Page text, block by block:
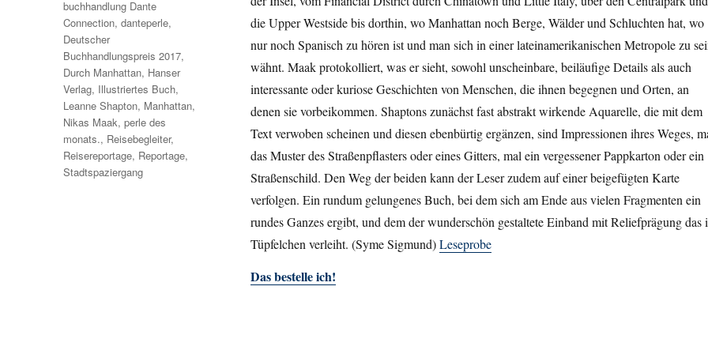
die Upper Westside bis dorthin, wo Manhattan noch Berge, Wälder und Schluchten hat, wo
nur noch Spanisch zu hören ist und man sich in einer lateinamerikanischen Metropole zu
wähnt. Maak protokolliert, was er sieht, sowohl unscheinbare, beiläufige Details als auch
interessante oder kuriose Geschichten von Menschen, die ihnen begegnen und Orten, an
denen sie vorbeikommen. Shaptons zunächst fast abstrakt wirkende Aquarelle, die mit dem
Text verwoben scheinen und diesen ebenbürtig ergänzen, sind Impressionen ihres Weges,
das Muster des Straßenpflasters oder eines Gitters, mal ein vergessener Pappkarton oder ein
Straßenschild. Den Weg der beiden kann der Leser zudem auf einer beigefügten Karte
verfolgen. Ein rundum gelungenes Buch, bei dem sich am Ende aus vielen Fragmenten ein
rundes Ganzes ergibt, und dem der wunderschön gestaltete Einband mit Reliefprägung das
Tüpfelchen verleiht. (Syme Sigmund)Leseprobe
Das bestelle ich!
buchhandlung Dante
Connection,danteperle,
Deutscher
Buchhandlungspreis 2017,
Durch Manhattan, Hanser
Verlag, Illustriertes Buch,
Leanne Shapton, Manhattan,
Nikas Maak,perle des
monats., Reisebegleiter,
Reisereportage, Reportage,
Stadtspaziergang